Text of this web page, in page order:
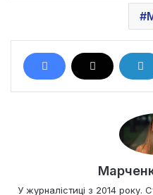
У журналістиці з 2014 року.